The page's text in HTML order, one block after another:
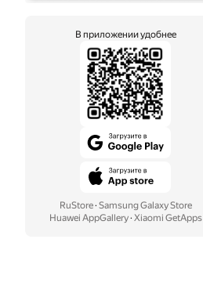
В приложении удобнее
RuStore· Samsung Galaxy Store
Huawei AppGallery· Xiaomi GetApps